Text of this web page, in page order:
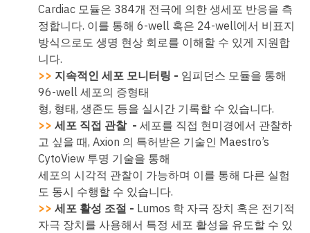
Cardiac 모듈은 384개 전극에 의한 생세포 반응을 측
정합니다. 이를 통해 6-well 혹은 24-well에서 비표지
방식으로도 생명 현상 회로를 이해할 수 있게 지원합
니다.
>> 지속적인 세포 모니터링 - 임피던스 모듈을 통해
96-well 세포의 증형태
형, 형태, 생존도 등을 실시간 기록할 수 있습니다.
>> 세포 직접 관찰 - 세포를 직접 현미경에서 관찰하
고 싶을 때, Axion 의 특허받은 기술인 Maestro’s
CytoView 투명 기술을 통해
세포의 시각적 관찰이 가능하며 이를 통해 다른 실험
도 동시 수행할 수 있습니다.
>> 세포 활성 조절 - Lumos 학 자극 장치 혹은 전기적
자극 장치를 사용해서 특정 세포 활성을 유도할 수 있